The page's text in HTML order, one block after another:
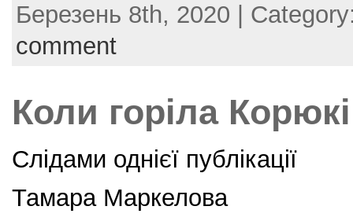
c
e
o
k
itt
er
er
e
ai ar
Березень 8th, 2020 |
comment
Коли горіла
Слідами однієї публікації
Тамара Маркелова